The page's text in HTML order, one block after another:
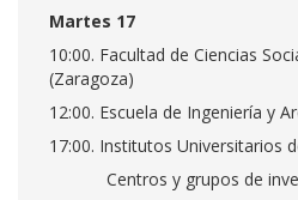
Martes 17
10:00. Facultad de Ciencias
(Zaragoza)
12:00. Escuela de Ingeniería y
17:00. Institutos Universitarios
Centros y grupos de